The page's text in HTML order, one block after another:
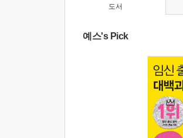
도서
예스's Pick